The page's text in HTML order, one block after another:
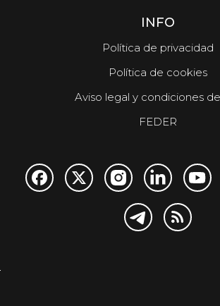
INFO
Política de privacidad
Política de cookies
Aviso legal y condiciones
FEDER